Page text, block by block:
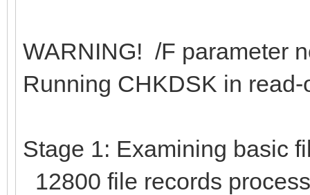
WARNING! /F parameter
Running CHKDSK in
Stage 1: Examining basic
12800 file records